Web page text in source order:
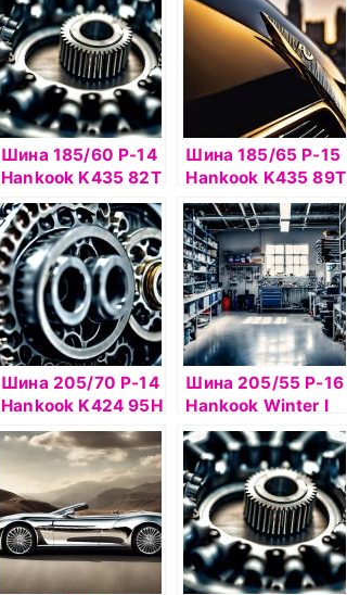
Шина 185/60 Р-14
Hankook K435 82Т
б/к
Шина 185/65 Р-15
Hankook K435 89Т
б/к
Шина 205/70 Р-14
Hankook K424 95H
б/к
Шина 205/55 Р-16
Hankook Winter I
Pike W419 91Т шип